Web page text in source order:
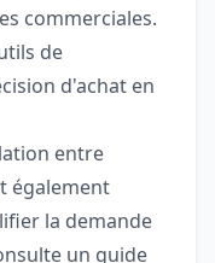
commerciales.
de
d'achat en
entre
également
la demande
un guide